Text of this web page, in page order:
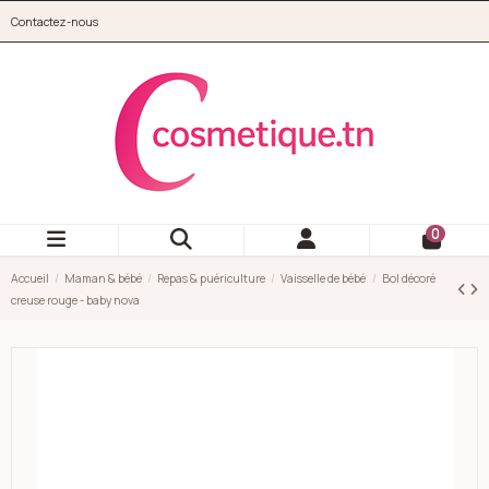
Contactez-nous
0
Accueil Maman & bébé Repas & puériculture Vaisselle de bébé
Bol décoré
creuse rouge - baby nova